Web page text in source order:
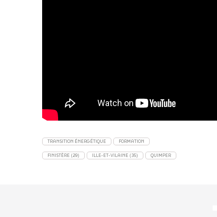
TRANSITION ÉNERGÉTIQUE FORMATION
FINISTÈRE (29) ILLE-ET-VILAINE (35) QUIMPER